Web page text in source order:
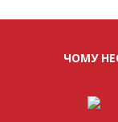
ЧОМУ